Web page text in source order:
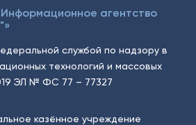
агентство
службой по надзору в
технологий и массовых
ЭЛ № ФС 77 – 77327
казённое учреждение